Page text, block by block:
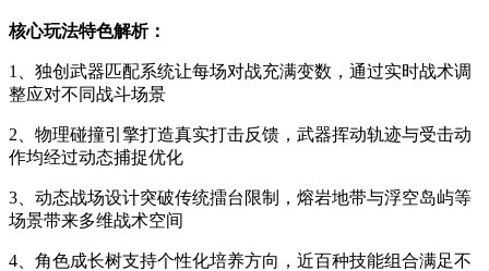
核心玩法特色解析：
1、独创武器匹配系统让每场对战充满变数，通过实时战术调
整应对不同战斗场景
2、物理碰撞引擎打造真实打击反馈，武器挥动轨迹与受击动
作均经过动态捕捉优化
3、动态战场设计突破传统擂台限制，熔岩地带与浮空岛屿等
场景带来多维战术空间
4、角色成长树支持个性化培养方向，近百种技能组合满足不